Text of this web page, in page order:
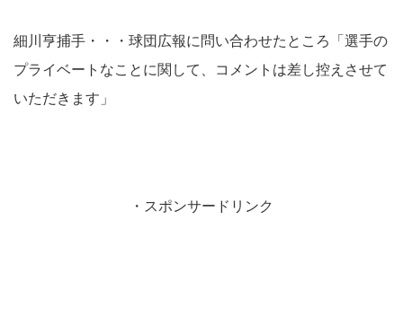
細川亨捕手・・・球団広報に問い合わせたところ「選手の
プライベートなことに関して、コメントは差し控えさせて
いただきます」
・スポンサードリンク